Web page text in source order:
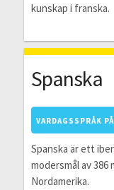
kunskap i franska.
Spanska
VARDAGSSPRÅK
Spanska är ett
modersmål av 386
Nordamerika.